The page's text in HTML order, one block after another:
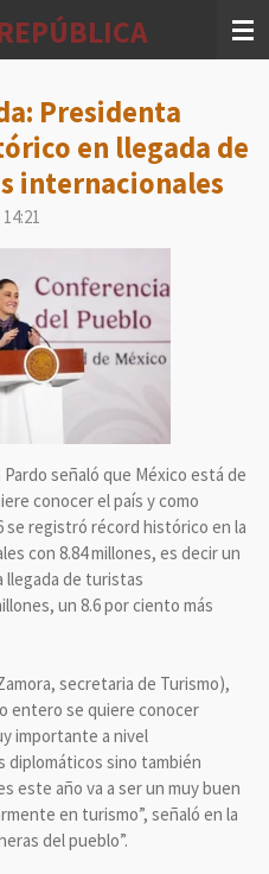
Presidenta
en llegada de
internacionales
señaló que México está de
conocer el país y como
se registró récord histórico en la
con 8.84 millones, es decir un
llegada de turistas
un 8.6 por ciento más
secretaria de Turismo),
entero se quiere conocer
importante a nivel
diplomáticos sino también
este año va a ser un muy buen
en turismo”, señaló en la
del pueblo”.